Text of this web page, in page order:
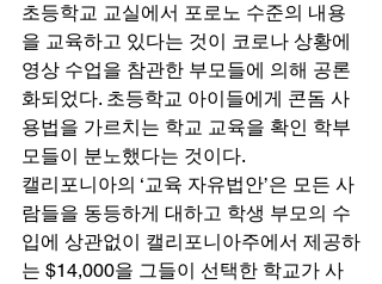
초등학교 교실에서 포로노 수준의 내용
을 교육하고 있다는 것이 코로나 상황에
영상 수업을 참관한 부모들에 의해 공론
화되었다. 초등학교 아이들에게 콘돔 사
용법을 가르치는 학교 교육을 확인 학부
모들이 분노했다는 것이다.
캘리포니아의 ‘교육 자유법안’은 모든 사
람들을 동등하게 대하고 학생 부모의 수
입에 상관없이 캘리포니아주에서 제공하
는 $14,000을 그들이 선택한 학교가 사